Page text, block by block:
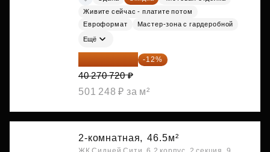
Живите сейчас - платите потом
Евроформат
Мастер-зона с гардеробной
Ещё
35 438 234 ₽ -12%
40 270 720 ₽
501 248 ₽ за м²
2-комнатная, 46.5м²